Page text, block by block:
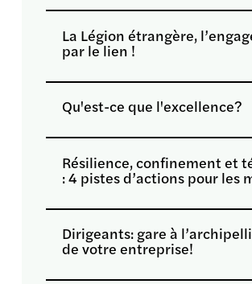
La Légion étrangère,
par le lien !
Qu'est-ce que l'excellence?
Résilience, confinement et
: 4 pistes d’actions pour les
Dirigeants: gare à
de votre entreprise!